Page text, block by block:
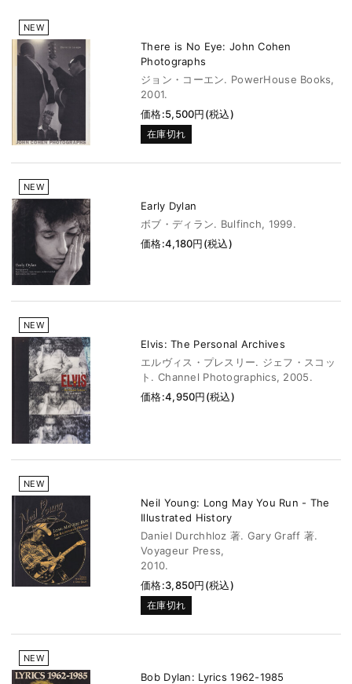
NEW
There is No Eye: John Cohen
Photographs
ジョン・コーエン. PowerHouse Books,
2001.
価格:5,500円(税込)
在庫切れ
NEW
Early Dylan
ボブ・ディラン. Bulfinch, 1999.
価格:4,180円(税込)
NEW
Elvis: The Personal Archives
エルヴィス・プレスリー. ジェフ・スコッ
ト. Channel Photographics, 2005.
価格:4,950円(税込)
NEW
Neil Young: Long May You Run - The
Illustrated History
Daniel Durchhloz 著. Gary Graff 著.
Voyageur Press,
2010.
価格:3,850円(税込)
在庫切れ
NEW
Bob Dylan: Lyrics 1962-1985